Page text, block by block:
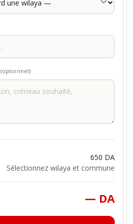
(optionnel)
650 DA
Sélectionnez wilaya et commune
— DA